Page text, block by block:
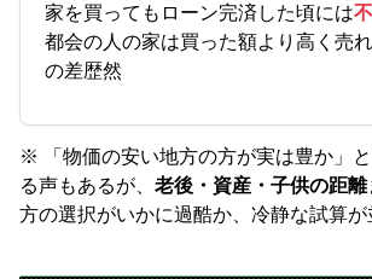
家を買ってもローン完済した頃には
都会の人の家は買った額より高く売
の差歴然
※ 「物価の安い地方の方が実は豊か」
る声もあるが、 老後・資産・子供の距離
方の選択がいかに過酷か、冷静な試算が